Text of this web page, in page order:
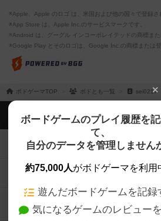
※Apple、Apple のロゴ は、米国および他の国々で登録さ
※App Store は、Apple Inc.のサービスマークです。
※Android は、グーグル インコーポレイテッドの商標また
※Google Play とそのロゴは、Google Inc.の商標または登
ボドゲーマTOP ボドとも一覧 sei0217
ボードゲームのプレイ履歴を
て、
自分のデータを管理しません
約75,000人がボドゲーマを利用
遊んだボードゲームを記録
気になるゲームのレビュー
ボドゲーマTOP
ボードゲームを検索する
ボードゲームの新着レビュー
ボードゲーム会情報